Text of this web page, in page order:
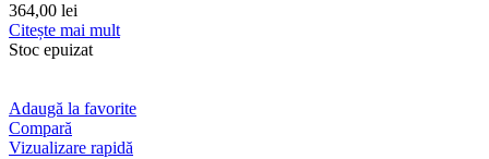
364,00 lei
Citește mai mult
Stoc epuizat
Adaugă la favorite
Compară
Vizualizare rapidă